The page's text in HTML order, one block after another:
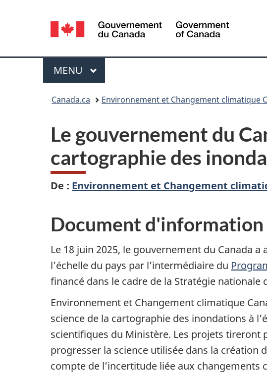
Sélection
de
la
langue
Canada
Menu
MENU PRINCIPAL
Canada.ca Environnement et Changement climatique
Le gouvernement du
cartographie des
De : Environnement et Changement
Document d'information
Le 18 juin 2025, le gouvernement du Canada
l’échelle du pays par l’intermédiaire du
financé dans le cadre de la Stratégie nationale
Environnement et Changement climatique
science de la cartographie des inondations à
scientifiques du Ministère. Les projets tireront
progresser la science utilisée dans la création
compte de l’incertitude liée aux changements